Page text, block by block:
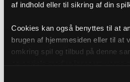
af indhold eller til sikring af din
Cookies kan også benyttes til at
brugen af hjemmesiden eller til at
omkring spil og tilbud på denne